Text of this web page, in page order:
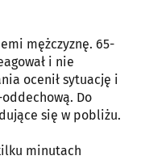
mężczyznę. 65-
i nie
ocenił sytuację i
Do
się w pobliżu.
minutach